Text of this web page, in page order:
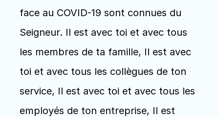
face au COVID-19 sont connues du
Seigneur. Il est avec toi et avec tous
les membres de ta famille, Il est avec
toi et avec tous les collègues de ton
service, Il est avec toi et avec tous les
employés de ton entreprise, Il est